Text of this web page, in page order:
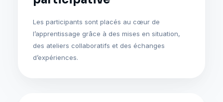
Les participants sont placés au cœur de
l’apprentissage grâce à des mises en situation,
des ateliers collaboratifs et des échanges
d’expériences.